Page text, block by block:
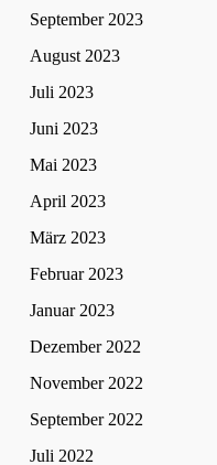
September 2023
August 2023
Juli 2023
Juni 2023
Mai 2023
April 2023
März 2023
Februar 2023
Januar 2023
Dezember 2022
November 2022
September 2022
Juli 2022